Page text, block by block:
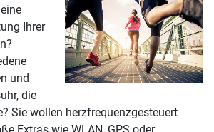
Ihrer
und
die
Sie wollen herzfrequenzgesteuert